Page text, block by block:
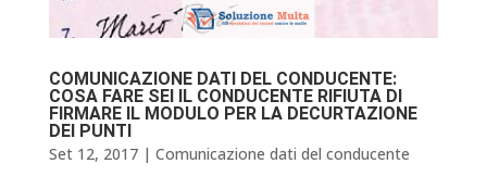
COMUNICAZIONE DATI DEL CONDUCENTE:
COSA FARE SEI IL CONDUCENTE RIFIUTA DI
FIRMARE IL MODULO PER LA DECURTAZIONE
DEI PUNTI
Set 12, 2017| Comunicazione dati del conducente